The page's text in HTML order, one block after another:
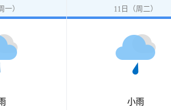
一） 11日（周二）
小雨